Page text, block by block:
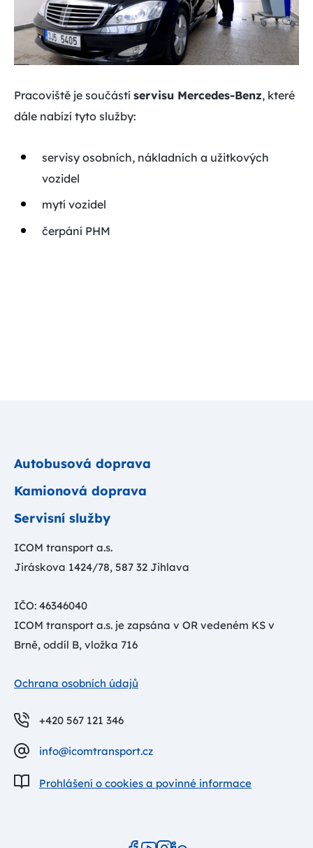
Pracoviště je součástí servisu Mercedes-Benz, které
dále nabízí tyto služby:
servisy osobních, nákladních a užitkových
vozidel
mytí vozidel
čerpání PHM
Autobusová doprava
Kamionová doprava
Servisní služby
ICOM transport a.s.
Jiráskova 1424/78, 587 32 Jihlava
IČO: 46346040
ICOM transport a.s. je zapsána v OR vedeném KS v
Brně, oddíl B, vložka 716
Ochrana osobních údajů
+420 567 121 346
info@icomtransport.cz
Prohlášení o cookies a povinné informace